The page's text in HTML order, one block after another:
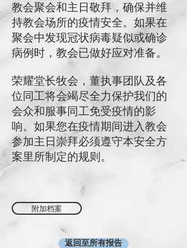
教会聚会和主日敬拜，确保并维
持教会场所的疫情安全。如果在
聚会中发现冠状病毒疑似或确诊
病例时，教会已做好应对准备。
荣耀堂长牧会，董执事团队及各
位同工将会竭尽全力保护我们的
会众和服事同工免受疫情的影
响。如果您在疫情期间进入教会
参加主日崇拜必须遵守本安全方
案里所制定的规则。
附加档案
返回至所有报告